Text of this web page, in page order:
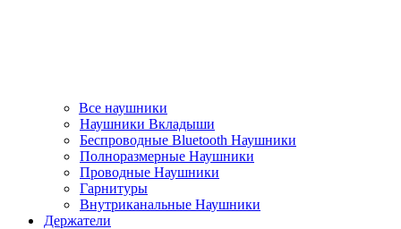
Все наушники
Наушники Вкладыши
Беспроводные Bluetooth Наушники
Полноразмерные Наушники
Проводные Наушники
Гарнитуры
Внутриканальные Наушники
Держатели